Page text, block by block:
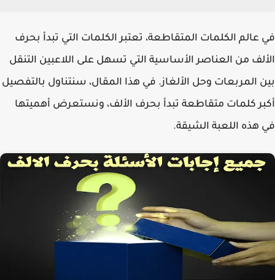
الكلمات المتقاطعة، تعتبر الكلمات التي تبدأ بحرف
من العناصر الأساسية التي تسهل على اللاعبين التنقل
المربعات وحل الألغاز. في هذا المقال، سنتناول بالتفصيل
كلمات متقاطعة تبدأ بحرف الألف، ونستعرض أهميتها
هذه اللعبة الشيقة.